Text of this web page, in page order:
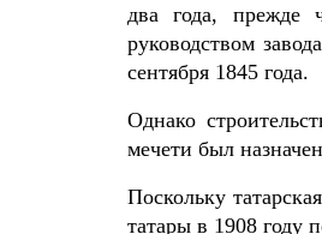
два года, прежде
руководством
сентября 1845 года.
Однако
мечети был
Поскольку
татары в 1908 году